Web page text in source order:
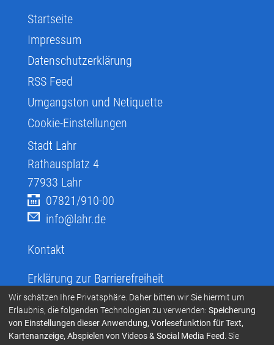
Startseite
Impressum
Datenschutzerklärung
RSS Feed
Umgangston und Netiquette
Cookie-Einstellungen
Stadt Lahr
Rathausplatz 4
77933 Lahr
07821/910-00
info@lahr.de
Kontakt
Erklärung zur Barrierefreiheit
Infos zur Barrierefreiheit
Infos in leichter Sprache
Infos zur Gebärdensprache
Wir schätzen Ihre Privatsphäre. Daher bitten wir Sie hiermit um
Erlaubnis, die folgenden Technologien zu verwenden: Speicherung
von Einstellungen dieser Anwendung, Vorlesefunktion für Text,
Kartenanzeige, Abspielen von Videos & Social Media Feed. Sie